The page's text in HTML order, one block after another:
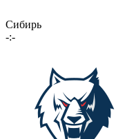
Сибирь
-:-